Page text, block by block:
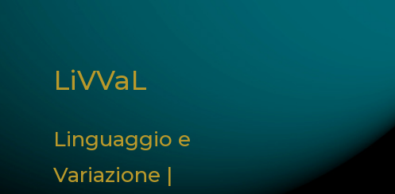
LiVVaL
Linguaggio e
Variazione |